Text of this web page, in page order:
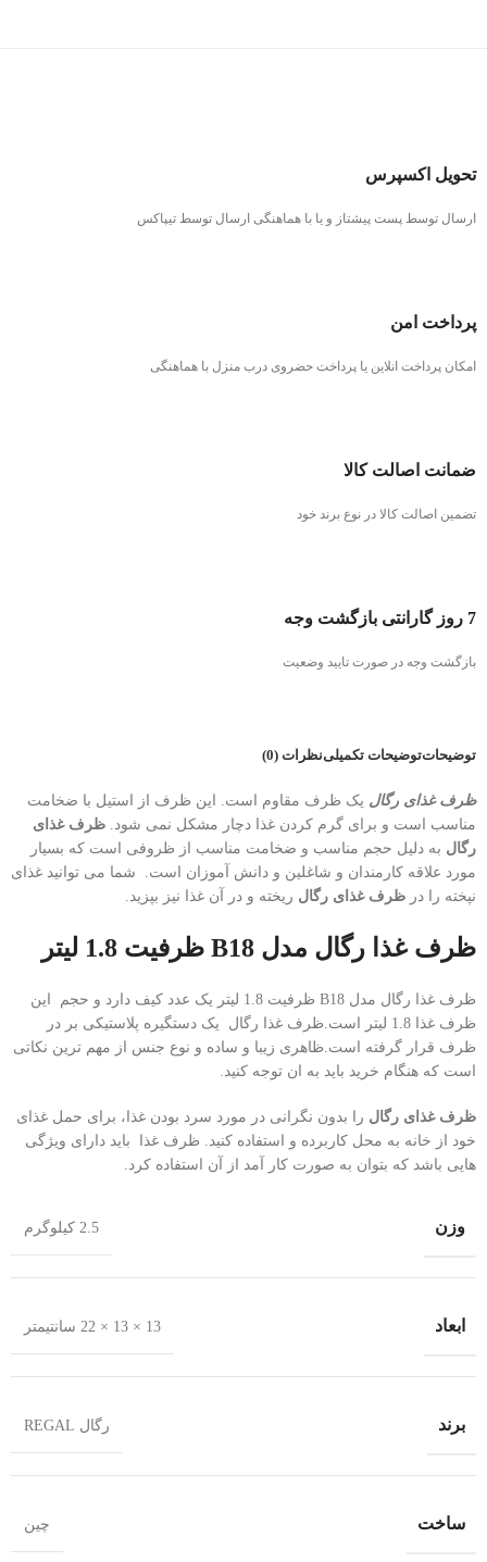
تحویل اکسپرس
ارسال توسط پست پیشتاز و یا با هماهنگی ارسال توسط تیپاکس
پرداخت امن
امکان پرداخت انلاین یا پرداخت حضروی درب منزل با هماهنگی
ضمانت اصالت کالا
تضمین اصالت کالا در نوع برند خود
7 روز گارانتی بازگشت وجه
بازگشت وجه در صورت تایید وضعیت
توضیحاتتوضیحات تکمیلینظرات (0)
ظرف غذای رگال یک ظرف مقاوم است. این ظرف از استیل با ضخامت
مناسب است و برای گرم کردن غذا دچار مشکل نمی شود. ظرف غذای
رگال به دلیل حجم مناسب و ضخامت مناسب از ظروفی است که بسیار
مورد علاقه کارمندان و شاغلین و دانش آموزان است. شما می توانید غذای
نپخته را در ظرف غذای رگال ریخته و در آن غذا نیز بپزید.
ظرف غذا رگال مدل B18 ظرفیت 1.8 لیتر
ظرف غذا رگال مدل B18 ظرفیت 1.8 لیتر یک عدد کیف دارد و حجم این
ظرف غذا 1.8 لیتر است.ظرف غذا رگال یک دستگیره پلاستیکی بر در
ظرف قرار گرفته است.ظاهری زیبا و ساده و نوع جنس از مهم ترین نکاتی
است که هنگام خرید باید به ان توجه کنید.
ظرف غذای رگال را بدون نگرانی در مورد سرد بودن غذا، برای حمل غذای
خود از خانه به محل کاربرده و استفاده کنید. ظرف غذا باید دارای ویژگی
هایی باشد که بتوان به صورت کار آمد از آن استفاده کرد.
وزن 2.5 کیلوگرم
ابعاد 13 × 13 × 22 سانتیمتر
برند رگال REGAL
ساخت چین